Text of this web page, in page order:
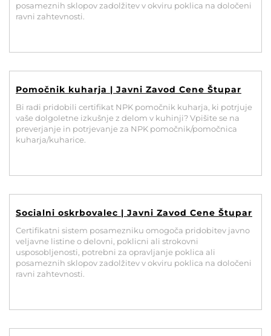
posameznih sklopov zadolžitev v okviru poklica na določeni
ravni zahtevnosti.
Pomočnik kuharja | Javni Zavod Cene Štupar
Bi radi pridobili certifikat NPK pomočnik kuharja, ki potrjuje
vaše dolgoletne izkušnje z delom v kuhinji? Vpišite se na
preverjanje in potrjevanje za NPK pomočnik/pomočnica
kuharja/kuharice.
Socialni oskrbovalec | Javni Zavod Cene Štupar
Certifikatni sistem posamezniku omogoča pridobitev javno
veljavne listine o delovni, poklicni ali strokovni
usposobljenosti, potrebni za opravljanje poklica ali
posameznih sklopov zadolžitev v okviru poklica na določeni
ravni zahtevnosti.